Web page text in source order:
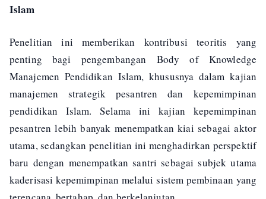
Islam
Penelitian ini memberikan kontribusi teoritis yang
penting bagi pengembangan Body of Knowledge
Manajemen Pendidikan Islam, khususnya dalam kajian
manajemen strategik pesantren dan kepemimpinan
pendidikan Islam. Selama ini kajian kepemimpinan
pesantren lebih banyak menempatkan kiai sebagai aktor
utama, sedangkan penelitian ini menghadirkan perspektif
baru dengan menempatkan santri sebagai subjek utama
kaderisasi kepemimpinan melalui sistem pembinaan yang